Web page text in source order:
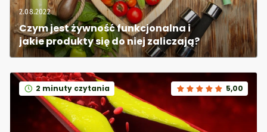
2.08.2022
Czym jest żywność funkcjonalna i
jakie produkty się do niej zaliczają?
2 minuty czytania 5,00